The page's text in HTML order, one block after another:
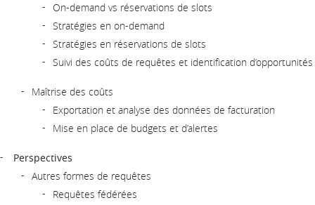
On-demand vs réservations de slots
Stratégies en on-demand
Stratégies en réservations de slots
Suivi des coûts de requêtes et identification d’opportunités
Maîtrise des coûts
Exportation et analyse des données de facturation
Mise en place de budgets et d’alertes
Perspectives
Autres formes de requêtes
Requêtes fédérées